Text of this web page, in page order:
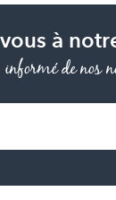
à
informé de nos